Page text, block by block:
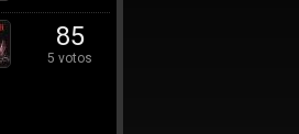
85
5 votos